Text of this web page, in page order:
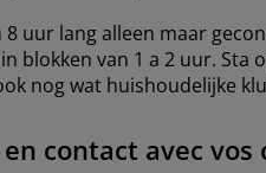
8 uur lang alleen maar
blokken van 1 a 2 uur. Sta
nog wat huishoudelijke
en contact avec vos